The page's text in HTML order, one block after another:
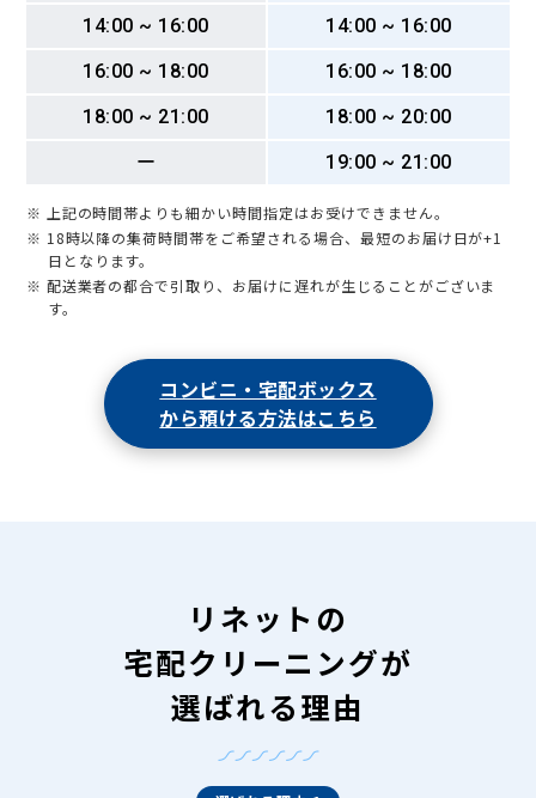
14:00 ~ 16:00
14:00 ~ 16:00
16:00 ~ 18:00
16:00 ~ 18:00
18:00 ~ 21:00
18:00 ~ 20:00
ー
19:00 ~ 21:00
※ 上記の時間帯よりも細かい時間指定はお受けできません。
※ 18時以降の集荷時間帯をご希望される場合、最短のお届け日が+1
日となります。
※ 配送業者の都合で引取り、お届けに遅れが生じることがございま
す。
コンビニ・宅配ボックス
から預ける方法はこちら
リネットの
宅配クリーニングが
選ばれる理由